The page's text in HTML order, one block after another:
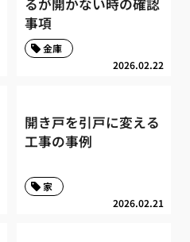
事項
2026.02.22
金庫
開き戸を引戸に変える
工事の事例
2026.02.21
家